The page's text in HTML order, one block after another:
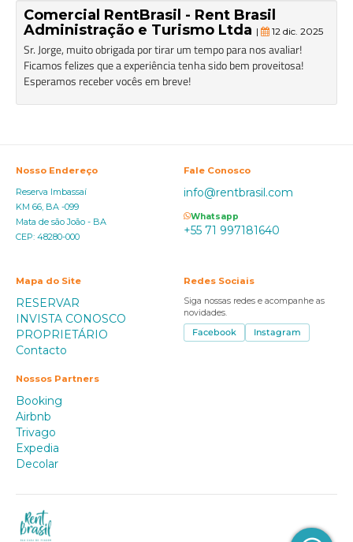
Comercial RentBrasil - Rent Brasil
Administração e Turismo Ltda | 12 dic. 2025
Sr. Jorge, muito obrigada por tirar um tempo para nos avaliar!
Ficamos felizes que a experiência tenha sido bem proveitosa!
Esperamos receber vocês em breve!
Nosso Endereço
Reserva Imbassaí
KM 66, BA -099
Mata de são João - BA
CEP: 48280-000
Fale Conosco
info@rentbrasil.com
Whatsapp
+55 71 997181640
Mapa do Site
RESERVAR
INVISTA CONOSCO
PROPRIETÁRIO
Contacto
Redes Sociais
Siga nossas redes e acompanhe as
novidades.
Facebook
Instagram
Nossos Partners
Booking
Airbnb
Trivago
Expedia
Decolar